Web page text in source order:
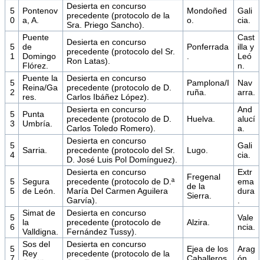
5
0
Pontenov
a, A.
Desierta en concurso
precedente (protocolo de la
Sra. Priego Sancho).
Mondoñed
o.
Gali
cia.
5
1
Puente
de
Domingo
Flórez.
Desierta en concurso
precedente (protocolo del Sr.
Ron Latas).
Ponferrada
Cast
illa y
Leó
n.
5
2
Puente la
Reina/Ga
res.
Desierta en concurso
precedente (protocolo de D.
Carlos Ibáñez López).
Pamplona/I
ruña.
Nav
arra.
5
3
Punta
Umbría.
Desierta en concurso
precedente (protocolo de D.
Carlos Toledo Romero).
Huelva.
And
alucí
a.
5
4
Sarria.
Desierta en concurso
precedente (protocolo del Sr.
D. José Luis Pol Domínguez).
Lugo.
Gali
cia.
5
5
Segura
de León.
Desierta en concurso
precedente (protocolo de D.ª
María Del Carmen Aguilera
Garvía).
Fregenal
de la
Sierra.
Extr
ema
dura
5
6
Simat de
la
Valldigna.
Desierta en concurso
precedente (protocolo de
Fernández Tussy).
Alzira.
Vale
ncia.
5
7
Sos del
Rey
Desierta en concurso
precedente (protocolo de la
Ejea de los
Caballeros.
Arag
ón.